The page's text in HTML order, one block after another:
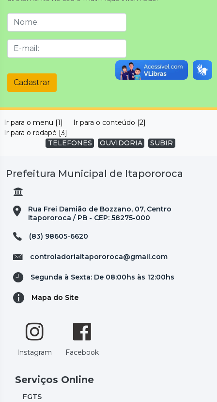
Cadastrar
Ir para o menu [1]
Ir para o conteúdo [2]
Ir para o rodapé [3]
TELEFONES
OUVIDORIA SUBIR
Prefeitura Municipal de Itapororoca
Rua Frei Damião de Bozzano, 07, Centro
Itapororoca / PB - CEP: 58275-000
(83) 98605-6620
controladoriaitapororoca@gmail.com
Segunda à Sexta: De 08:00hs às 12:00hs
Mapa do Site
Instagram Facebook
Serviços Online
FGTS